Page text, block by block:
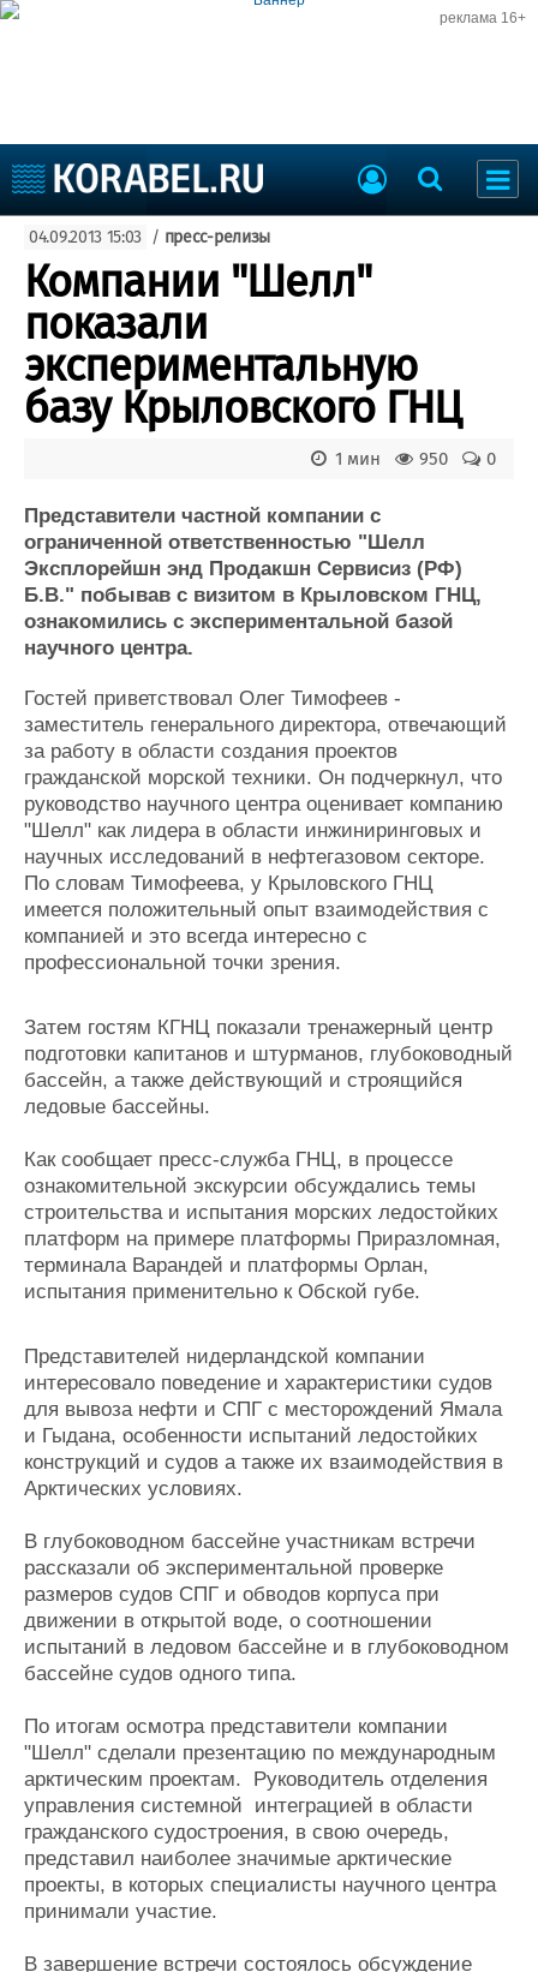
реклама 16+
Судоходство
Судоремонт
События
Порты
ВМФ
Образование
Яхты и катера
Еще
Пульс
Новости
Компании
Репутация
Работа
Крюинг
Реклама
Доска объявлений
Продажа флота
Оборудование
Изделия
Материалы
Конференции
Выставки и семинары
Личности
Словарь
Флот
Галерея флота
Форум
Отзывы
Все службы
04.09.2013 15:03 / пресс-релизы
Компании "Шелл"
показали
экспериментальную
базу Крыловского ГНЦ
0
950
1 мин
Представители частной компании с
ограниченной ответственностью "Шелл
Эксплорейшн энд Продакшн Сервисиз (РФ)
Б.В." побывав с визитом в Крыловском ГНЦ,
ознакомились с экспериментальной базой
научного центра.
Гостей приветствовал Олег Тимофеев -
заместитель генерального директора, отвечающий
за работу в области создания проектов
гражданской морской техники. Он подчеркнул, что
руководство научного центра оценивает компанию
"Шелл" как лидера в области инжиниринговых и
научных исследований в нефтегазовом секторе.
По словам Тимофеева, у Крыловского ГНЦ
имеется положительный опыт взаимодействия с
компанией и это всегда интересно с
профессиональной точки зрения.
Затем гостям КГНЦ показали тренажерный центр
подготовки капитанов и штурманов, глубоководный
бассейн, а также действующий и строящийся
ледовые бассейны.
Как сообщает пресс-служба ГНЦ, в процессе
ознакомительной экскурсии обсуждались темы
строительства и испытания морских ледостойких
платформ на примере платформы Приразломная,
терминала Варандей и платформы Орлан,
испытания применительно к Обской губе.
Представителей нидерландской компании
интересовало поведение и характеристики судов
для вывоза нефти и СПГ с месторождений Ямала
и Гыдана, особенности испытаний ледостойких
конструкций и судов а также их взаимодействия в
Арктических условиях.
В глубоководном бассейне участникам встречи
рассказали об экспериментальной проверке
размеров судов СПГ и обводов корпуса при
движении в открытой воде, о соотношении
испытаний в ледовом бассейне и в глубоководном
бассейне судов одного типа.
По итогам осмотра представители компании
"Шелл" сделали презентацию по международным
арктическим проектам. Руководитель отделения
управления системной интеграцией в области
гражданского судостроения, в свою очередь,
представил наиболее значимые арктические
проекты, в которых специалисты научного центра
принимали участие.
В завершение встречи состоялось обсуждение